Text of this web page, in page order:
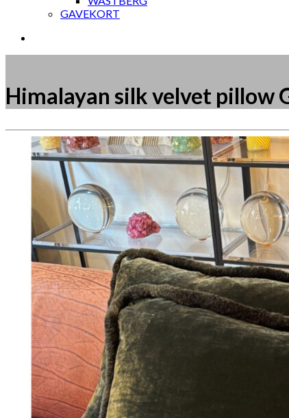
GAVEKORT
Himalayan silk velvet pillow
Måske kunne nogle af disse produkter have din
Add to Wishlist
Øreringe, S